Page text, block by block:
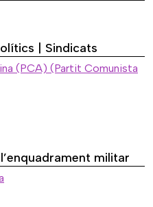
| Sindicats
(PCA) (Partit Comunista
militar